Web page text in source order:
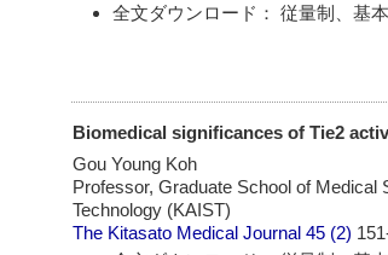
全文ダウンロード： 従量制、基
Biomedical significances of Tie2
Gou Young Koh
Professor, Graduate School of Medical
Technology (KAIST)
The Kitasato Medical Journal 45 (2)